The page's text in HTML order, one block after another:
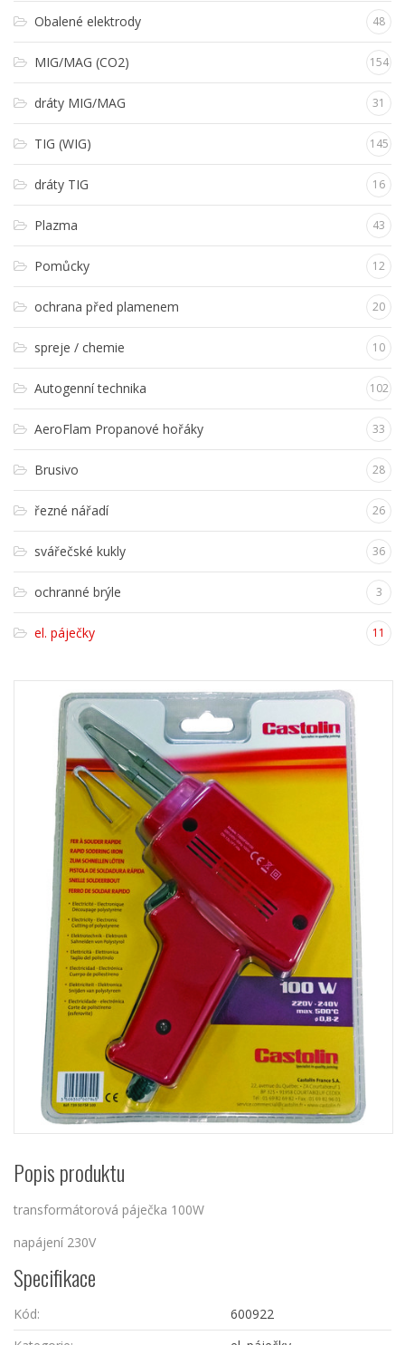
Obalené elektrody 48
MIG/MAG (CO2) 154
dráty MIG/MAG 31
TIG (WIG) 145
dráty TIG 16
Plazma 43
Pomůcky 12
ochrana před plamenem 20
spreje / chemie 10
Autogenní technika 102
AeroFlam Propanové hořáky 33
Brusivo 28
řezné nářadí 26
svářečské kukly 36
ochranné brýle 3
el. páječky 11
Popis produktu
transformátorová páječka 100W
napájení 230V
Specifikace
Kód:
600922